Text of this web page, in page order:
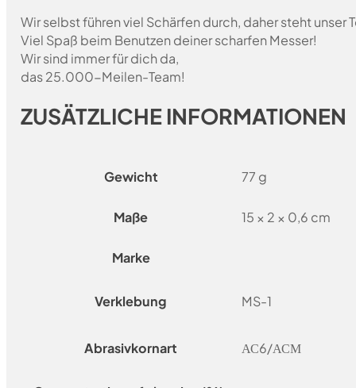
Wir selbst führen viel Schärfen durch, daher steht
Viel Spaß beim Benutzen deiner scharfen Messer!
Wir sind immer für dich da,
das 25.000-Meilen-Team!
ZUSÄTZLICHE INFORMATIONEN
Gewicht 77 g
Maße 15 × 2 × 0,6 cm
Marke
Verklebung MS-1
Abrasivkornart АС6/АСМ